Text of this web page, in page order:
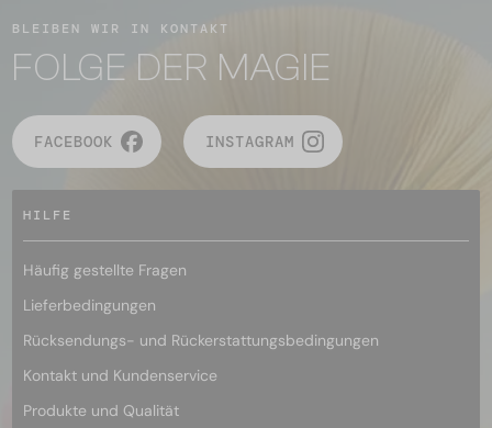
BLEIBEN WIR IN KONTAKT
FOLGE DER MAGIE
FACEBOOK INSTAGRAM
HILFE
Häufig gestellte Fragen
Lieferbedingungen
Rücksendungs- und Rückerstattungsbedingungen
Kontakt und Kundenservice
Produkte und Qualität